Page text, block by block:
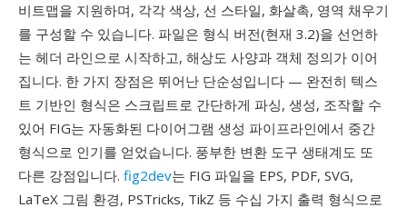
비트맵을 지원하며, 각각 색상, 선 스타일, 화살촉, 영역 채우기
를 구성할 수 있습니다. 파일은 형식 버전(현재 3.2)을 선언하
는 헤더 라인으로 시작하고, 해상도 사양과 객체 정의가 이어
집니다. 한 가지 장점은 뛰어난 단순성입니다 — 완전히 텍스
트 기반인 형식은 스크립트로 간단하게 파싱, 생성, 조작할 수
있어 FIG는 자동화된 다이어그램 생성 파이프라인에서 중간
형식으로 인기를 얻었습니다. 풍부한 변환 도구 생태계도 또
다른 강점입니다. fig2dev는 FIG 파일을 EPS, PDF, SVG,
LaTeX 그림 환경, PSTricks, TikZ 등 수십 가지 출력 형식으로